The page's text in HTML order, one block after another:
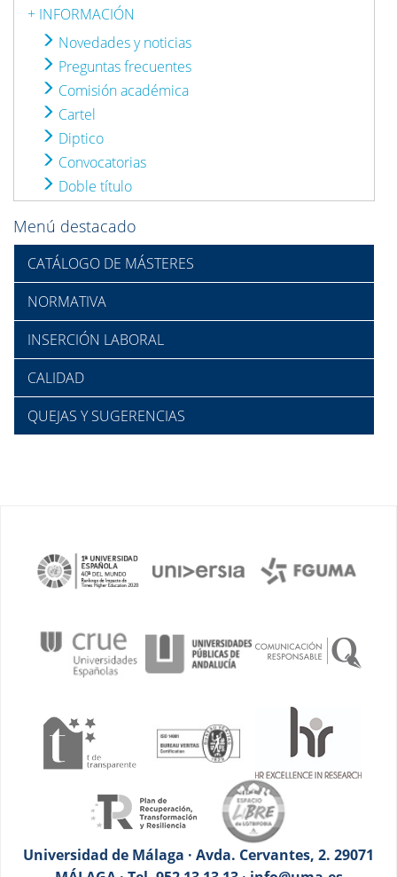
+ INFORMACIÓN
Novedades y noticias
Preguntas frecuentes
Comisión académica
Cartel
Diptico
Convocatorias
Doble título
Menú destacado
CATÁLOGO DE MÁSTERES
NORMATIVA
INSERCIÓN LABORAL
CALIDAD
QUEJAS Y SUGERENCIAS
Universidad de Málaga · Avda. Cervantes, 2. 29071